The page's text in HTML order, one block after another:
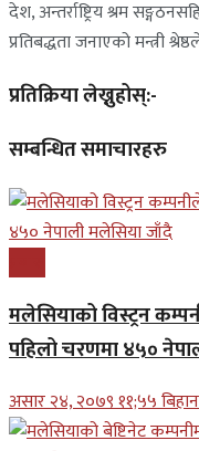
देश, अन्तर्राष्ट्रिय श्रम
प्रतिबद्धता जनाएको मन्त्री
प्रतिक्रिया लेख्नुहोस्:-
सम्बन्धित समाचारहरु
मलेसियाको विस्ट्रन
पहिलो चरणमा ४५०
असार २४, २०७९ ११;५५